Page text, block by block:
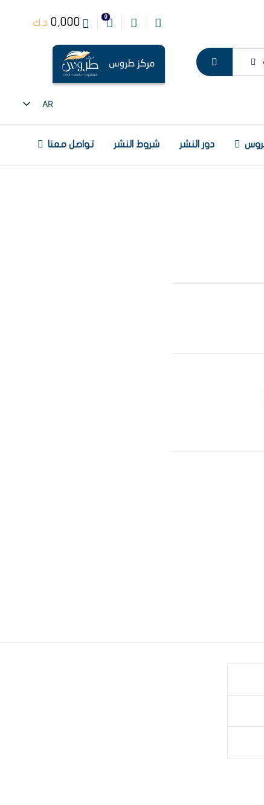
0
0,000 د.ك
AR
EN
دور النشر شروط النشر تواصل معنا